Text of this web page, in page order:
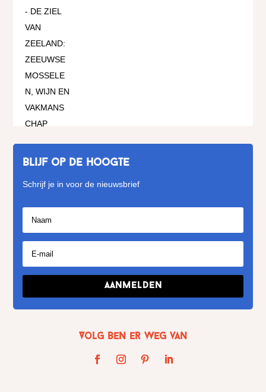
Blijf op de hoogte
Schrijf je in voor de nieuwsbrief
Aanmelden
Volg Ben er weg van